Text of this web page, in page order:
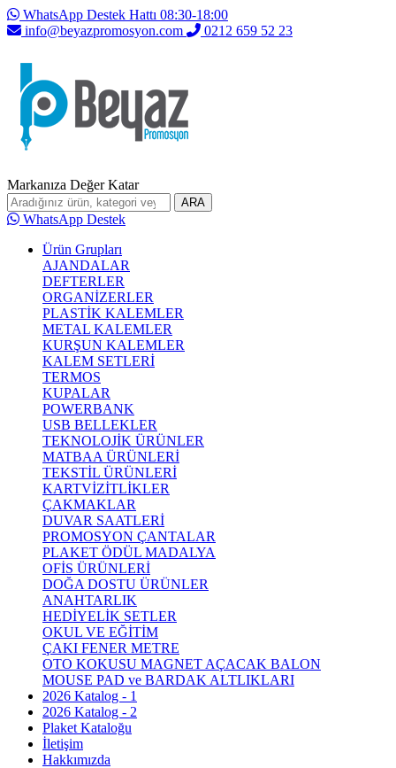
WhatsApp Destek Hattı 08:30-18:00
info@beyazpromosyon.com
0212 659 52 23
Markanıza Değer Katar
ARA
WhatsApp Destek
Ürün Grupları
AJANDALAR
DEFTERLER
ORGANİZERLER
PLASTİK KALEMLER
METAL KALEMLER
KURŞUN KALEMLER
KALEM SETLERİ
TERMOS
KUPALAR
POWERBANK
USB BELLEKLER
TEKNOLOJİK ÜRÜNLER
MATBAA ÜRÜNLERİ
TEKSTİL ÜRÜNLERİ
KARTVİZİTLİKLER
ÇAKMAKLAR
DUVAR SAATLERİ
PROMOSYON ÇANTALAR
PLAKET ÖDÜL MADALYA
OFİS ÜRÜNLERİ
DOĞA DOSTU ÜRÜNLER
ANAHTARLIK
HEDİYELİK SETLER
OKUL VE EĞİTİM
ÇAKI FENER METRE
OTO KOKUSU MAGNET AÇACAK BALON
MOUSE PAD ve BARDAK ALTLIKLARI
2026 Katalog - 1
2026 Katalog - 2
Plaket Kataloğu
İletişim
Hakkımızda